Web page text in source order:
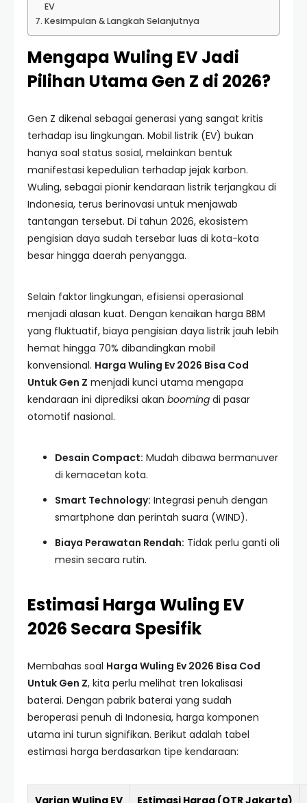
EV
Kesimpulan & Langkah Selanjutnya
Mengapa Wuling EV Jadi
Pilihan Utama Gen Z di 2026?
Gen Z dikenal sebagai generasi yang sangat kritis
terhadap isu lingkungan. Mobil listrik (EV) bukan
hanya soal status sosial, melainkan bentuk
manifestasi kepedulian terhadap jejak karbon.
Wuling, sebagai pionir kendaraan listrik terjangkau di
Indonesia, terus berinovasi untuk menjawab
tantangan tersebut. Di tahun 2026, ekosistem
pengisian daya sudah tersebar luas di kota-kota
besar hingga daerah penyangga.
Selain faktor lingkungan, efisiensi operasional
menjadi alasan kuat. Dengan kenaikan harga BBM
yang fluktuatif, biaya pengisian daya listrik jauh lebih
hemat hingga 70% dibandingkan mobil
konvensional. Harga Wuling Ev 2026 Bisa Cod
Untuk Gen Z menjadi kunci utama mengapa
kendaraan ini diprediksi akan booming di pasar
otomotif nasional.
Desain Compact: Mudah dibawa bermanuver
di kemacetan kota.
Smart Technology: Integrasi penuh dengan
smartphone dan perintah suara (WIND).
Biaya Perawatan Rendah: Tidak perlu ganti oli
mesin secara rutin.
Estimasi Harga Wuling EV
2026 Secara Spesifik
Membahas soal Harga Wuling Ev 2026 Bisa Cod
Untuk Gen Z, kita perlu melihat tren lokalisasi
baterai. Dengan pabrik baterai yang sudah
beroperasi penuh di Indonesia, harga komponen
utama ini turun signifikan. Berikut adalah tabel
estimasi harga berdasarkan tipe kendaraan:
Varian Wuling EV Estimasi Harga (OTR Jakarta)